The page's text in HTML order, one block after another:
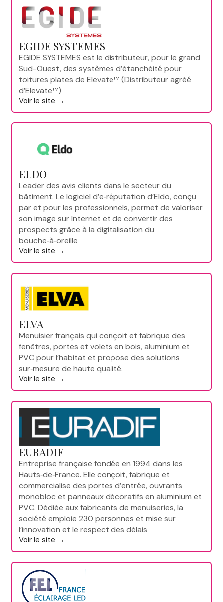
EGIDE SYSTEMES
EGIDE SYSTEMES est le distributeur, pour le grand
Sud-Ouest, des systèmes d’étanchéité pour
toitures plates de Elevate™ (Distributeur agréé
d’Elevate™)
Voir le site →
ELDO
Leader des avis clients dans le secteur du
bâtiment. Le logiciel d’e‑réputation d’Eldo, conçu
par et pour les professionnels, permet de valoriser
son image sur Internet et de convertir des
prospects grâce à la digitalisation du
bouche‑à‑oreille
Voir le site →
ELVA
Menuisier français qui conçoit et fabrique des
fenêtres, portes et volets en bois, aluminium et
PVC pour l’habitat et propose des solutions
sur‑mesure de haute qualité.
Voir le site →
EURADIF
Entreprise française fondée en 1994 dans les
Hauts‑de‑France. Elle conçoit, fabrique et
commercialise des portes d’entrée, ouvrants
monobloc et panneaux décoratifs en aluminium et
PVC. Dédiée aux fabricants de menuiseries, la
société emploie 230 personnes et mise sur
l’innovation et le respect des délais
Voir le site →